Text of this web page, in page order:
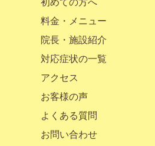
料金・メニュー
院長・施設紹介
対応症状の一覧
アクセス
お客様の声
よくある質問
お問い合わせ